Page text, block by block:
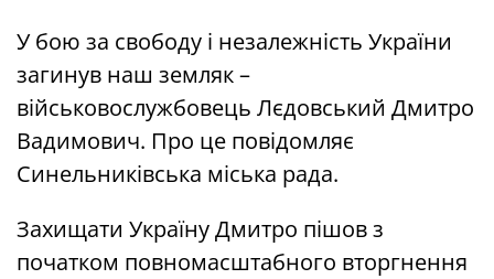
У бою за свободу і незалежність України
загинув наш земляк –
військовослужбовець Лєдовський Дмитро
Вадимович. Про це повідомляє
Синельниківська міська рада.
Захищати Україну Дмитро пішов з
початком повномасштабного вторгнення